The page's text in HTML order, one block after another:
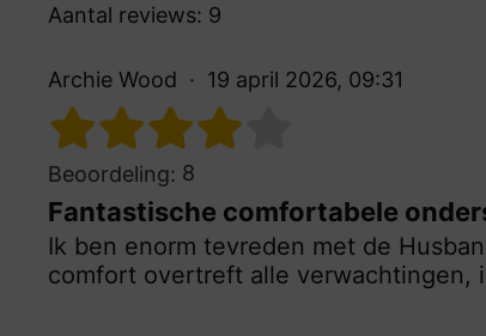
Aantal reviews: 9
Archie Wood 19 april 2026, 09:31
Beoordeling: 8
Fantastische comfortabele
Ik ben enorm tevreden met de
comfort overtreft alle verwachtingen,